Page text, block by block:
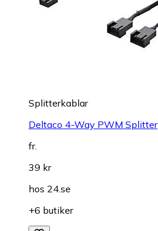
Splitterkablar
Deltaco 4-Way PWM Splitter
fr.
39 kr
hos 24.se
+6 butiker